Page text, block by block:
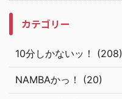
カテゴリー
10分しかないッ！ (208)
NAMBAかっ！ (20)